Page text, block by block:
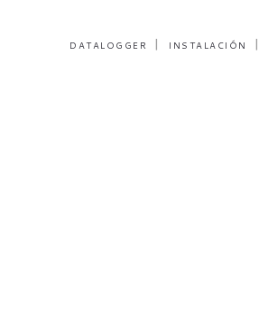
DATALOGGER INSTALACIÓN